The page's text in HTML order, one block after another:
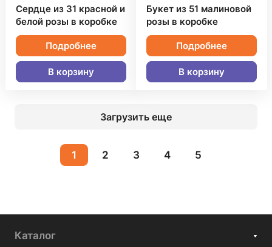
Сердце из 31 красной и
белой розы в коробке
Подробнее
В корзину
Букет из 51 малиновой
розы в коробке
Подробнее
В корзину
Загрузить еще
1 2 3 4 5
Каталог